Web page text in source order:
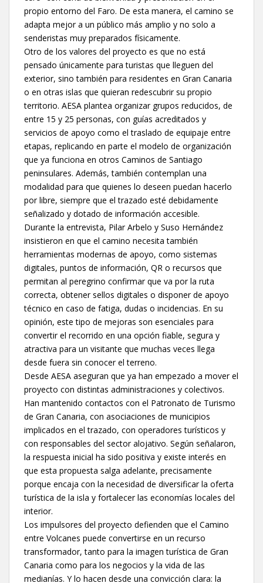
propio entorno del Faro. De esta manera, el camino se
adapta mejor a un público más amplio y no solo a
senderistas muy preparados físicamente.
Otro de los valores del proyecto es que no está
pensado únicamente para turistas que lleguen del
exterior, sino también para residentes en Gran Canaria
o en otras islas que quieran redescubrir su propio
territorio. AESA plantea organizar grupos reducidos, de
entre 15 y 25 personas, con guías acreditados y
servicios de apoyo como el traslado de equipaje entre
etapas, replicando en parte el modelo de organización
que ya funciona en otros Caminos de Santiago
peninsulares. Además, también contemplan una
modalidad para que quienes lo deseen puedan hacerlo
por libre, siempre que el trazado esté debidamente
señalizado y dotado de información accesible.
Durante la entrevista, Pilar Arbelo y Suso Hernández
insistieron en que el camino necesita también
herramientas modernas de apoyo, como sistemas
digitales, puntos de información, QR o recursos que
permitan al peregrino confirmar que va por la ruta
correcta, obtener sellos digitales o disponer de apoyo
técnico en caso de fatiga, dudas o incidencias. En su
opinión, este tipo de mejoras son esenciales para
convertir el recorrido en una opción fiable, segura y
atractiva para un visitante que muchas veces llega
desde fuera sin conocer el terreno.
Desde AESA aseguran que ya han empezado a mover el
proyecto con distintas administraciones y colectivos.
Han mantenido contactos con el Patronato de Turismo
de Gran Canaria, con asociaciones de municipios
implicados en el trazado, con operadores turísticos y
con responsables del sector alojativo. Según señalaron,
la respuesta inicial ha sido positiva y existe interés en
que esta propuesta salga adelante, precisamente
porque encaja con la necesidad de diversificar la oferta
turística de la isla y fortalecer las economías locales del
interior.
Los impulsores del proyecto defienden que el Camino
entre Volcanes puede convertirse en un recurso
transformador, tanto para la imagen turística de Gran
Canaria como para los negocios y la vida de las
medianías. Y lo hacen desde una convicción clara: la